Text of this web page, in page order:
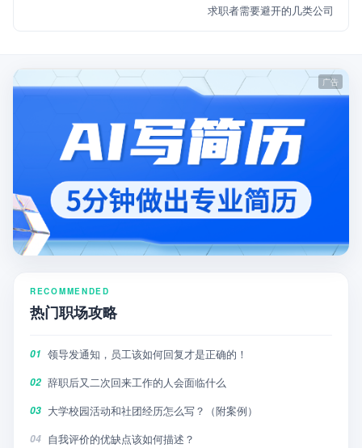
求职者需要避开的几类公司
RECOMMENDED
热门职场攻略
01 领导发通知，员工该如何回复才是正确的！
02 辞职后又二次回来工作的人会面临什么
03 大学校园活动和社团经历怎么写？（附案例）
04 自我评价的优缺点该如何描述？